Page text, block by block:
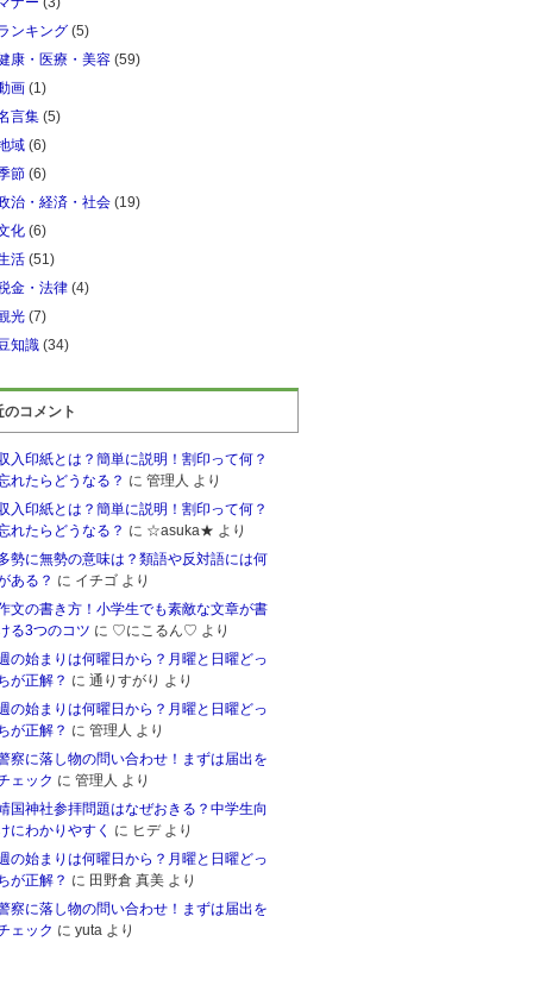
ンキング(5)
康・医療・美容(59)
画(1)
言集(5)
域(6)
節(6)
治・経済・社会(19)
化(6)
活(51)
金・法律(4)
光(7)
知識(34)
のコメント
入印紙とは？簡単に説明！割印って何？
れたらどうなる？ に 管理人 より
入印紙とは？簡単に説明！割印って何？
れたらどうなる？ に ☆asuka★ より
勢に無勢の意味は？類語や反対語には何
ある？ に イチゴ より
文の書き方！小学生でも素敵な文章が書
る3つのコツ に ♡にこるん♡ より
の始まりは何曜日から？月曜と日曜どっ
が正解？ に 通りすがり より
の始まりは何曜日から？月曜と日曜どっ
が正解？ に 管理人 より
察に落し物の問い合わせ！まずは届出を
ェック に 管理人 より
国神社参拝問題はなぜおきる？中学生向
にわかりやすく に ヒデ より
の始まりは何曜日から？月曜と日曜どっ
が正解？ に 田野倉 真美 より
察に落し物の問い合わせ！まずは届出を
ェック に yuta より